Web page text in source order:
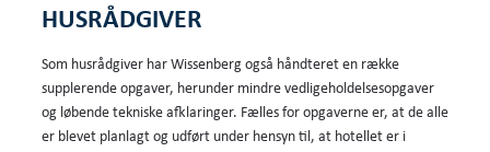
HUSRÅDGIVER
Som husrådgiver har Wissenberg også håndteret en række
supplerende opgaver, herunder mindre vedligeholdelsesopgaver
og løbende tekniske afklaringer. Fælles for opgaverne er, at de alle
er blevet planlagt og udført under hensyn til, at hotellet er i